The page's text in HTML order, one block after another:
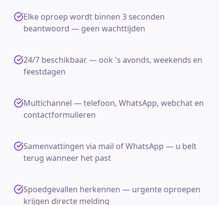
Elke oproep wordt binnen 3 seconden
beantwoord — geen wachttijden
24/7 beschikbaar — ook 's avonds, weekends en
feestdagen
Multichannel — telefoon, WhatsApp, webchat en
contactformulieren
Samenvattingen via mail of WhatsApp — u belt
terug wanneer het past
Spoedgevallen herkennen — urgente oproepen
krijgen directe melding